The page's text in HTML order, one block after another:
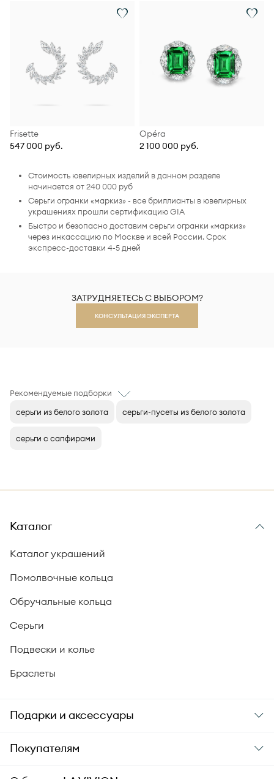
Frisette
547 000 руб.
Opéra
2 100 000 руб.
Стоимость ювелирных изделий в данном разделе
начинается от 240 000 руб
Серьги огранки «маркиз» - все бриллианты в ювелирных
украшениях прошли сертификацию GIA
Быстро и безопасно доставим серьги огранки «маркиз»
через инкассацию по Москве и всей России. Срок
экспресс-доставки 4-5 дней
ЗАТРУДНЯЕТЕСЬ С ВЫБОРОМ?
КОНСУЛЬТАЦИЯ ЭКСПЕРТА
Рекомендуемые подборки
серьги из белого золота
серьги-пусеты из белого золота
серьги с сапфирами
Каталог
Каталог украшений
Помолвочные кольца
Обручальные кольца
Серьги
Подвески и колье
Браслеты
Подарки и аксессуары
Подарки
Покупателям
Заказ и оплата